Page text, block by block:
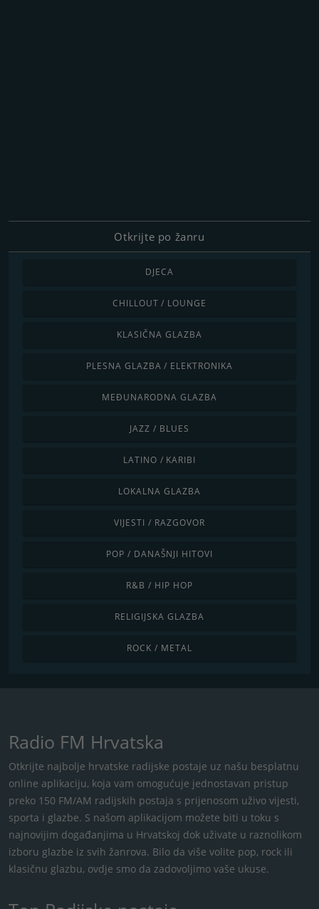
Otkrijte po žanru
DJECA
CHILLOUT / LOUNGE
KLASIČNA GLAZBA
PLESNA GLAZBA / ELEKTRONIKA
MEĐUNARODNA GLAZBA
JAZZ / BLUES
LATINO / KARIBI
LOKALNA GLAZBA
VIJESTI / RAZGOVOR
POP / DANAŠNJI HITOVI
R&B / HIP HOP
RELIGIJSKA GLAZBA
ROCK / METAL
Radio FM Hrvatska
Otkrijte najbolje hrvatske radijske postaje uz našu besplatnu
online aplikaciju, koja vam omogućuje jednostavan pristup
preko 150 FM/AM radijskih postaja s ​​prijenosom uživo vijesti,
sporta i glazbe. S našom aplikacijom možete biti u toku s
najnovijim događanjima u Hrvatskoj dok uživate u raznolikom
izboru glazbe iz svih žanrova. Bilo da više volite pop, rock ili
klasičnu glazbu, ovdje smo da zadovoljimo vaše ukuse.